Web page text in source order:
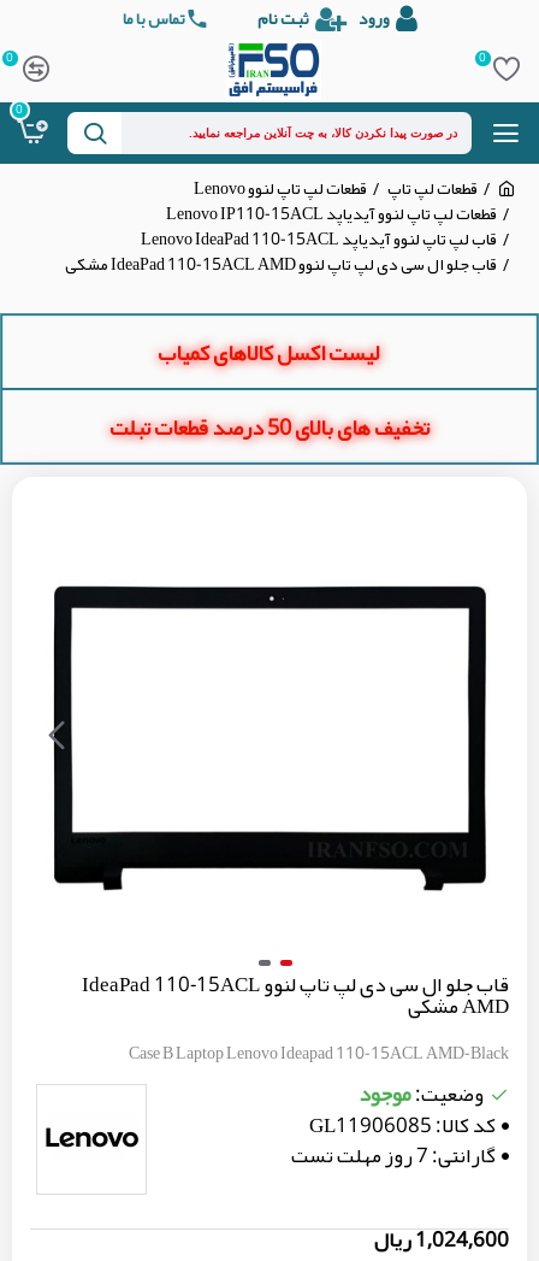
ورود ثبت نام تماس با ما
0
0
0
قطعات لپ تاپ قطعات لپ تاپ لنوو Lenovo
قطعات لپ تاپ لنوو آیدیاپد Lenovo IP110-15ACL
قاب لپ تاپ لنوو آیدیاپد Lenovo IdeaPad 110-15ACL
قاب جلو ال سی دی لپ تاپ لنوو IdeaPad 110-15ACL AMD مشکی
لیست اکسل کالاهای کمیاب
تخفیف های بالای 50 درصد قطعات تبلت
قاب جلو ال سی دی لپ تاپ لنوو IdeaPad 110-15ACL
AMD مشکی
Case B Laptop Lenovo Ideapad 110-15ACL AMD-Black
وضعیت:موجود
کد کالا:GL11906085
گارانتی:7 روز مهلت تست
1,024,600 ریال